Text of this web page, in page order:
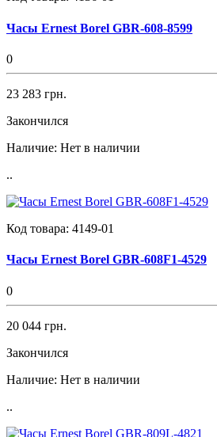
Часы Ernest Borel GBR-608-8599
0
23 283 грн.
Закончился
Наличие: Нет в наличии
..
Код товара: 4149-01
Часы Ernest Borel GBR-608F1-4529
0
20 044 грн.
Закончился
Наличие: Нет в наличии
..